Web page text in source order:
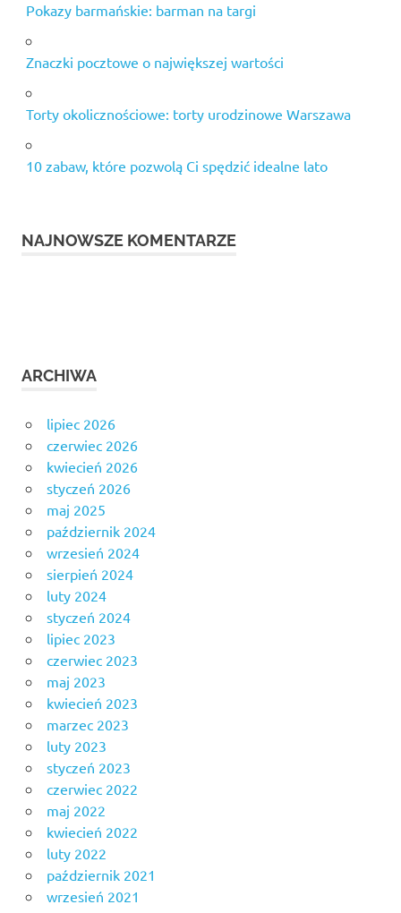
Pokazy barmańskie: barman na targi
Znaczki pocztowe o największej wartości
Torty okolicznościowe: torty urodzinowe Warszawa
10 zabaw, które pozwolą Ci spędzić idealne lato
NAJNOWSZE KOMENTARZE
ARCHIWA
lipiec 2026
czerwiec 2026
kwiecień 2026
styczeń 2026
maj 2025
październik 2024
wrzesień 2024
sierpień 2024
luty 2024
styczeń 2024
lipiec 2023
czerwiec 2023
maj 2023
kwiecień 2023
marzec 2023
luty 2023
styczeń 2023
czerwiec 2022
maj 2022
kwiecień 2022
luty 2022
październik 2021
wrzesień 2021